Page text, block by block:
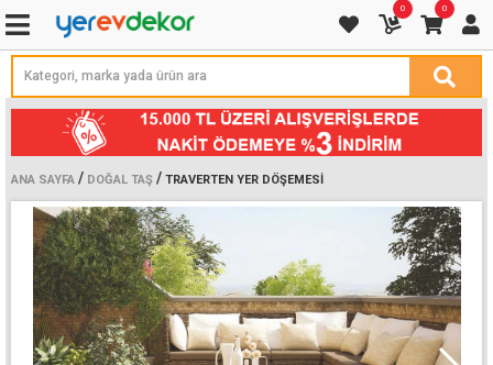
0 0
ANA SAYFA / DOĞAL TAŞ / TRAVERTEN YER DÖŞEMESI